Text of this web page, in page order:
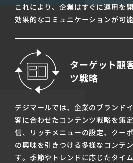
これにより、企業はすぐに運用を
効果的なコミュニケーションが可能
ターゲット顧
ツ戦略
デジマールでは、企業のブランド
客に合わせたコンテンツ戦略を策
信、リッチメニューの設定、クー
の興味を引きつける多様なコンテ
す。季節やトレンドに応じたタイ